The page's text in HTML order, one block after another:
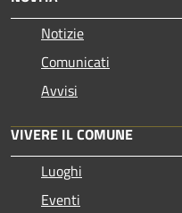
Notizie
Comunicati
Avvisi
VIVERE IL COMUNE
Luoghi
Eventi